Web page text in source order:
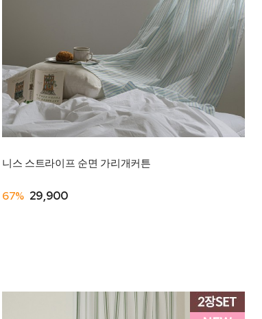
니스 스트라이프 순면 가리개커튼
67% 29,900